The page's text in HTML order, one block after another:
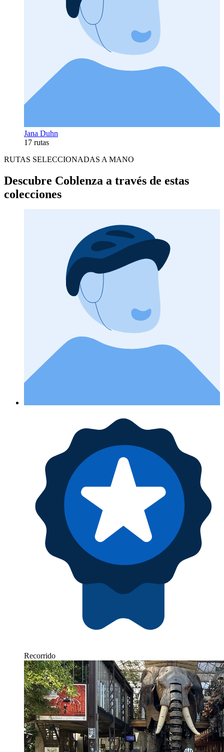
Jana Duhn
17 rutas
RUTAS SELECCIONADAS A MANO
Descubre Coblenza a través de estas
colecciones
Recorrido